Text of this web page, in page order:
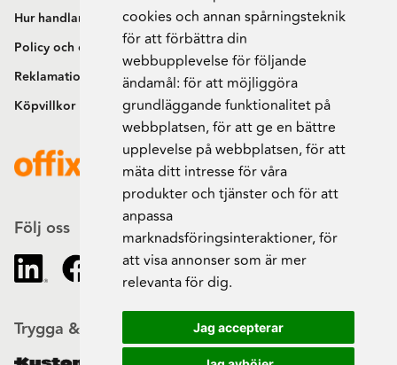
cookies och annan spårningsteknik
för att förbättra din
webbupplevelse för följande
ändamål: för att möjliggöra
grundläggande funktionalitet på
webbplatsen,för att ge en bättre
upplevelse på webbplatsen,för att
mäta ditt intresse för våra
produkter och tjänster och för att
anpassa
marknadsföringsinteraktioner,för
att visa annonser som är mer
relevanta för dig.
Jag accepterar
Hur handlar jag?
Policy och cookies
Reklamation och retur
Köpvillkor
Följ oss
Trygga & säkra beställningar